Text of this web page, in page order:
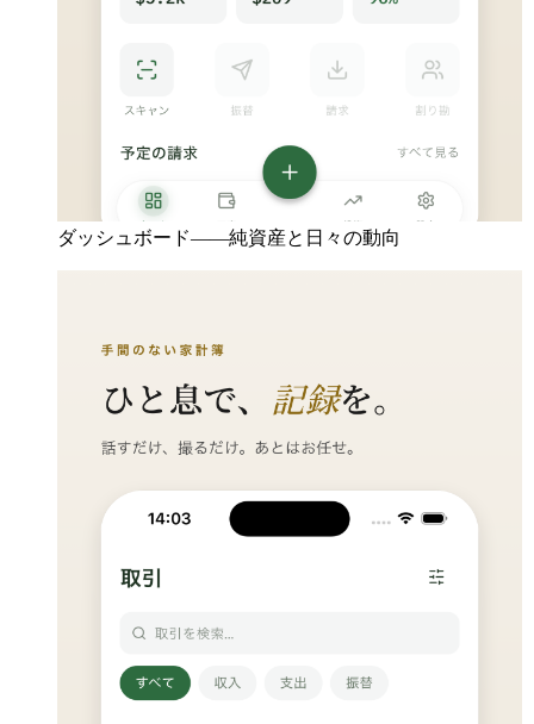
ダッシュボード——純資産と日々の動向